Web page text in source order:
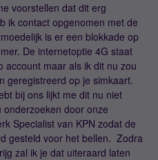
voorstellen dat dit erg
ik contact opgenomen met de
is er een blokkade op
De internetoptie 4G staat
account maar als ik dit nu zou
geregistreerd op je simkaart.
bij ons lijkt me dit nu niet
door onze
Specialist van KPN zodat de
gesteld voor het bellen. Zodra
zal ik je dat uiteraard laten